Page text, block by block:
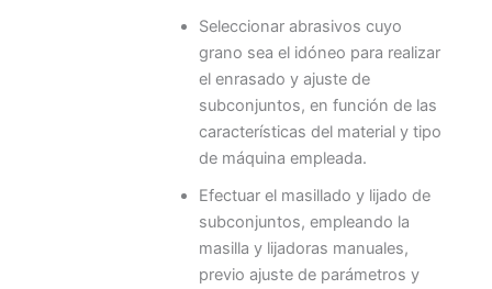
Seleccionar abrasivos cuyo
grano sea el idóneo para realizar
el enrasado y ajuste de
subconjuntos, en función de las
características del material y tipo
de máquina empleada.
Efectuar el masillado y lijado de
subconjuntos, empleando la
masilla y lijadoras manuales,
previo ajuste de parámetros y